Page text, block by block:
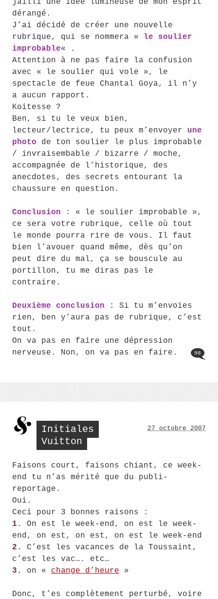
jailli une idée lumineuse de mon esprit
dérangé.
J’ai décidé de créer une nouvelle
rubrique, qui se nommera « le soulier
improbable« .
Attention à ne pas faire la confusion
avec « le soulier qui vole », le
spectacle de feue Chantal Goya, il n’y
a aucun rapport.
Koitesse ?
Ben, si tu le veux bien,
lecteur/lectrice, tu peux m’envoyer une
photo de ton soulier le plus improbable
/ invraisembable / bizarre / moche,
accompagnée de l’historique, des
anecdotes, des secrets entourant la
chaussure en question.
Conclusion : « le soulier improbable »,
ce sera votre rubrique, celle où tout
le monde pourra rire de vous. Il faut
bien l’avouer quand même, dès qu’on
peut dire du mal, ça se bouscule au
portillon, tu me diras pas le
contraire.
Deuxième conclusion : Si tu m’envoies
rien, ben y’aura pas de rubrique, c’est
tout.
On va pas en faire une dépression
nerveuse. Non, on va pas en faire.
98
Initiales
Vuitton
27 octobre 2007
Faisons court, faisons chiant, ce week-
end tu n’as mérité que du publi-
reportage.
Oui.
Ceci pour 3 bonnes raisons :
1.
On est le week-end, on est le week-
end, on est, on est, on est le week-end
2.
C’est les vacances de la Toussaint,
c’est les vac…. etc…
3.
on « change d’heure »
Donc, t’es complètement perturbé, voire